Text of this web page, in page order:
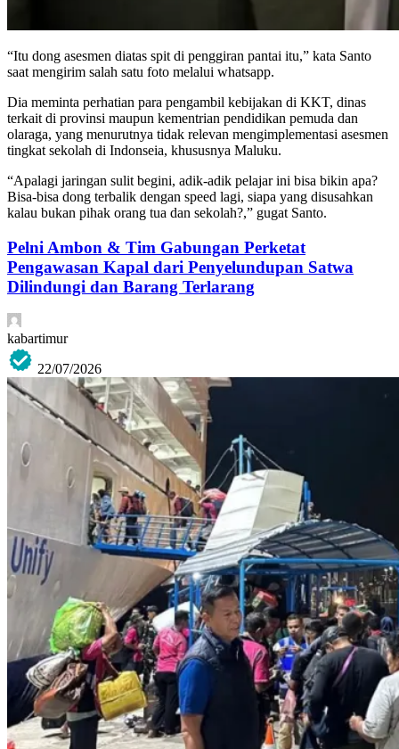
“Itu dong asesmen diatas spit di penggiran pantai itu,” kata Santo
saat mengirim salah satu foto melalui whatsapp.
Dia meminta perhatian para pengambil kebijakan di KKT, dinas
terkait di provinsi maupun kementrian pendidikan pemuda dan
olaraga, yang menurutnya tidak relevan mengimplementasi asesmen
tingkat sekolah di Indonseia, khususnya Maluku.
“Apalagi jaringan sulit begini, adik-adik pelajar ini bisa bikin apa?
Bisa-bisa dong terbalik dengan speed lagi, siapa yang disusahkan
kalau bukan pihak orang tua dan sekolah?,” gugat Santo.
Pelni Ambon & Tim Gabungan Perketat
Pengawasan Kapal dari Penyelundupan Satwa
Dilindungi dan Barang Terlarang
kabartimur
22/07/2026